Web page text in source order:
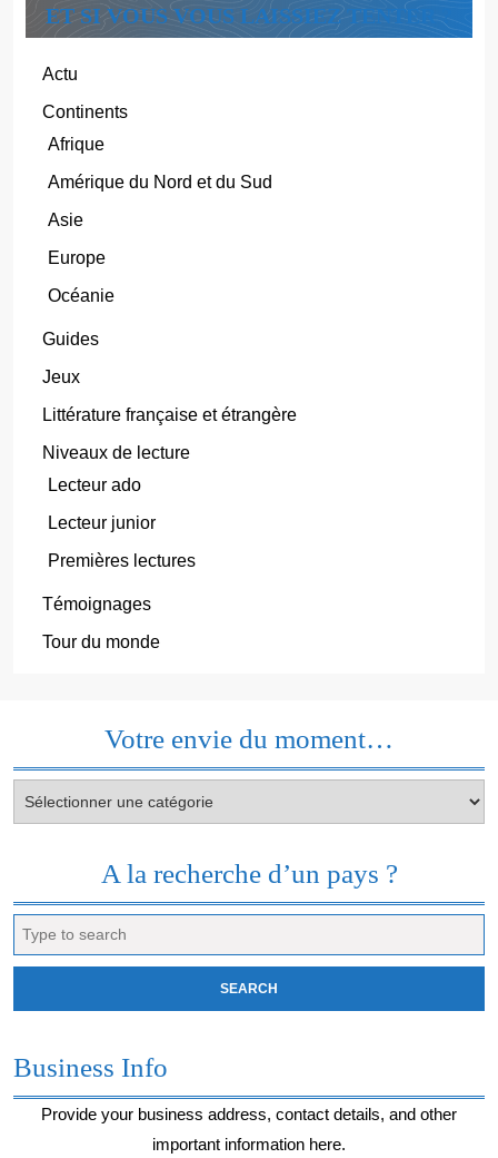
ET SI VOUS VOUS LAISSIEZ TENTER ?
Actu
Continents
Afrique
Amérique du Nord et du Sud
Asie
Europe
Océanie
Guides
Jeux
Littérature française et étrangère
Niveaux de lecture
Lecteur ado
Lecteur junior
Premières lectures
Témoignages
Tour du monde
Votre envie du moment…
envie
A la recherche d’un pays ?
for:
Business Info
Provide your business address, contact details, and other
important information here.